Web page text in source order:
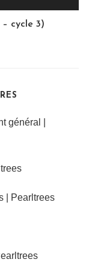
cycle 3)
général |
| Pearltrees